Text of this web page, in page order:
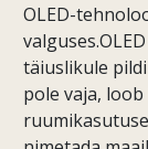
OLED-
täiuslikule
pole vaja, loob